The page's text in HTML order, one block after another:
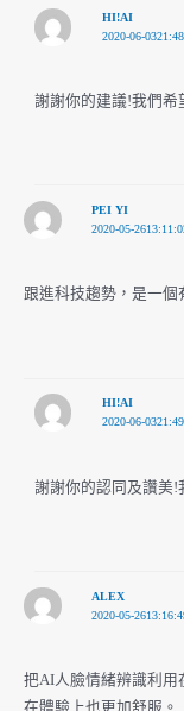
HI!AI
2020-06-
謝謝你的建議!我們希
PEI YI
2020-05-
跟進科技趨勢，是一個
HI!AI
2020-06-
謝謝你的認同及讚美
ALEX
2020-05-
把AI人臉情緒辨識利用
在體驗上也更加舒服。